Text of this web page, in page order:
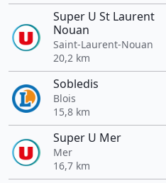
Super U St Laurent
Nouan
Saint-Laurent-Nouan
20,2 km
Sobledis
Blois
15,8 km
Super U Mer
Mer
16,7 km